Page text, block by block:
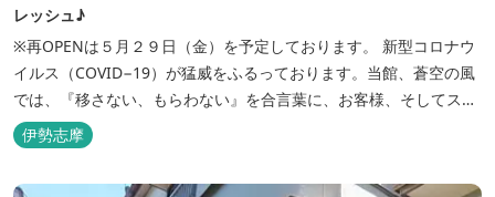
レッシュ♪
※再OPENは５月２９日（金）を予定しております。 新型コロナウ
イルス（COVID−19）が猛威をふるっております。当館、蒼空の風
では、『移さない、もらわない』を合言葉に、お客様、そしてスタ
ッフの感染リスクを最小限に抑えるために、館内設備、オペレーシ
ョンを見直し、徹底した管理を行います。 ※「３密・感染対策の見
える化」のため長文になっております。 《３密回避基本対策》
伊勢志摩